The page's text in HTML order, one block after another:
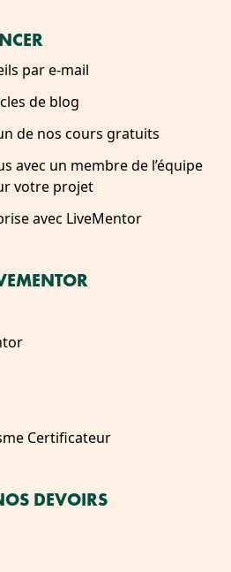
par e-mail
de blog
de nos cours gratuits
avec un membre de l’équipe
votre projet
avec LiveMentor
Certificateur
DEVOIRS